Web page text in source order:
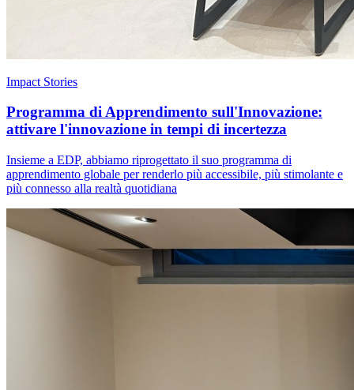
Impact Stories
Programma di Apprendimento sull'Innovazione:
attivare l'innovazione in tempi di incertezza
Insieme a EDP, abbiamo riprogettato il suo programma di
apprendimento globale per renderlo più accessibile, più stimolante e
più connesso alla realtà quotidiana